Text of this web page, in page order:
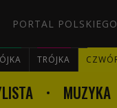
PORTAL
TRÓJKA
MUZYKA